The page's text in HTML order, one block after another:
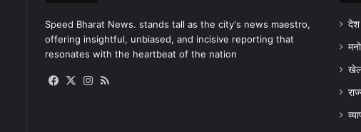
Speed Bharat News. stands tall as the city's news maestro,
offering insightful, unbiased, and incisive reporting that
resonates with the heartbeat of the nation
Facebook
X Instagram
देश